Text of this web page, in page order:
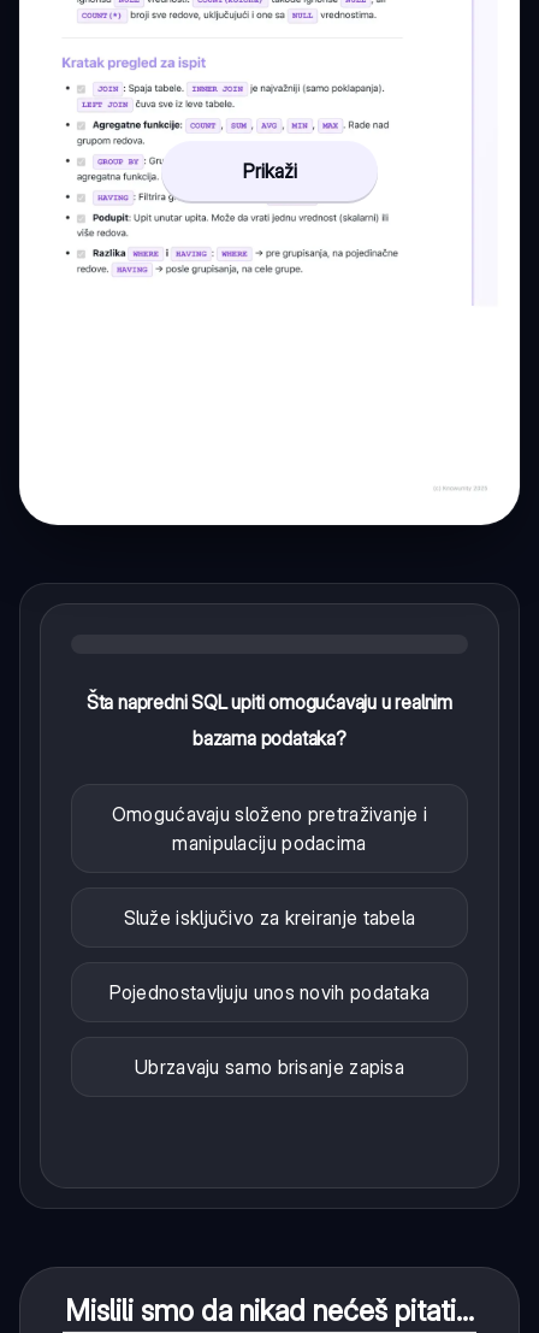
Prikaži
Šta napredni SQL upiti omogućavaju u realnim
bazama podataka?
Omogućavaju složeno pretraživanje i
manipulaciju podacima
Služe isključivo za kreiranje tabela
Pojednostavljuju unos novih podataka
Ubrzavaju samo brisanje zapisa
Mislili smo da nikad nećeš pitati...